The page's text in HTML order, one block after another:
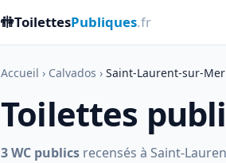
🚻ToilettesPubliques.fr
Accueil › Calvados › Saint-Laurent-sur-Mer
Toilettes
3 WC publics recensés à Saint-